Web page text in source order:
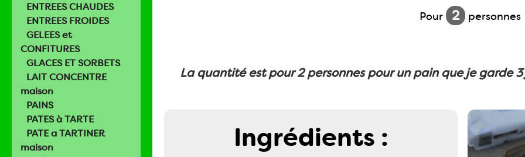
ENTREES CHAUDES
ENTREES FROIDES
GELEES et
CONFITURES
GLACES ET SORBETS
LAIT CONCENTRE
maison
PAINS
PATES à TARTE
PATE a TARTINER
maison
Pour 2 personnes
La quantité est pour 2 personnes pour un pain que je garde
Ingrédients :